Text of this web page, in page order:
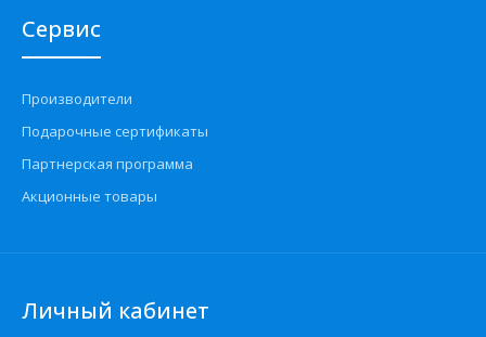
Сервис
Производители
Подарочные сертификаты
Партнерская программа
Акционные товары
Личный кабинет